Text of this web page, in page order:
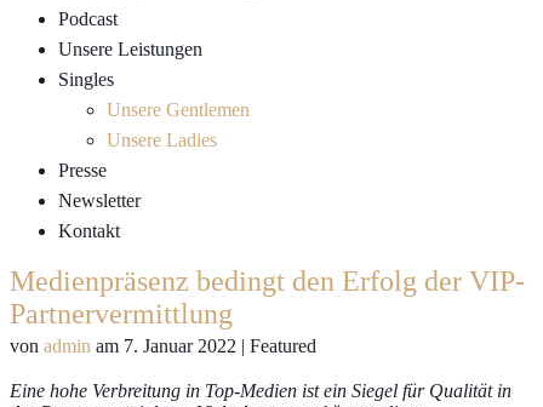
Podcast
Unsere Leistungen
Singles
Unsere Gentlemen
Unsere Ladies
Presse
Newsletter
Kontakt
Medienpräsenz bedingt den Erfolg der VIP-
Partnervermittlung
von admin am 7. Januar 2022 | Featured
Eine hohe Verbreitung in Top-Medien ist ein Siegel für Qualität in